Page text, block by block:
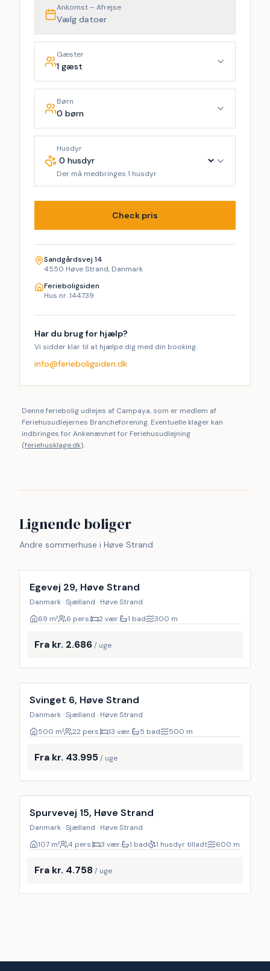
Ankomst – Afrejse
Vælg datoer
Gæster
1 gæst
Børn
0 børn
Husdyr
Der må medbringes 1 husdyr
Check pris
Sandgårdsvej 14
4550 Høve Strand, Danmark
Ferieboligsiden
Hus nr. 144739
Har du brug for hjælp?
Vi sidder klar til at hjælpe dig med din booking.
info@ferieboligsiden.dk
Denne feriebolig udlejes af Campaya, som er medlem af
Feriehusudlejernes Brancheforening. Eventuelle klager kan
indbringes for Ankenævnet for Feriehusudlejning
(feriehusklage.dk).
Lignende boliger
Andre sommerhuse i Høve Strand
Egevej 29, Høve Strand
Danmark · Sjælland · Høve Strand
69 m² 6 pers. 2 vær. 1 bad 300 m
Fra kr. 2.686/ uge
Inkl. rengøring
Svinget 6, Høve Strand
Danmark · Sjælland · Høve Strand
500 m² 22 pers. 13 vær. 5 bad 500 m
Fra kr. 43.995/ uge
Spurvevej 15, Høve Strand
Danmark · Sjælland · Høve Strand
107 m² 4 pers. 3 vær. 1 bad 1 husdyr tilladt 600 m
Fra kr. 4.758/ uge